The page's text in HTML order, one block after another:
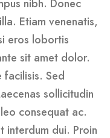
nibh. Donec
Etiam venenatis,
eros lobortis
sit amet dolor.
facilisis. Sed
sollicitudin
consequat ac.
interdum dui. Proin